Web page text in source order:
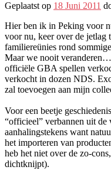
Geplaatst op 18 Juni 2011
Hier ben ik in Peking voor
voor nu, keer over de jetlag
familiereünies rond
Maar we nooit
officiële GBA spellen
verkocht in dozen NDS.
zal toevoegen aan mijn
Voor een beetje
“officieel” verbannen uit
aanhalingstekens want
het importeren van
heb het niet over de zo-
dichtknijpt).